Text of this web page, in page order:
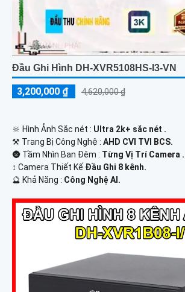
Đầu Ghi Hình DH-XVR5108HS-I3-VN
3,200,000 ₫ 4,620,000 ₫
🔆 Hình Ảnh Sắc nét : Ultra 2k+ sắc nét .
⚒ Trang Bị Công Nghệ : AHD CVI TVI BCS.
🌚 Tầm Nhìn Ban Đêm : Từng Vị Trí Camera .
↕️ Camera Thiết Kế Đầu Ghi 8 kênh.
️🔮 Khả Năng : Công Nghệ AI.